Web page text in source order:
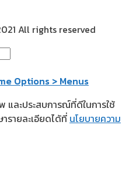
All rights reserved
Options > Menus
และประสบการณ์ที่ดีในการใช้
ายละเอียดได้ที่ นโยบายความ